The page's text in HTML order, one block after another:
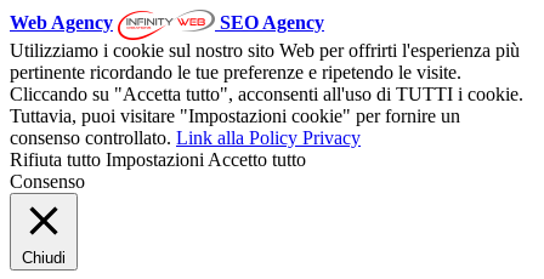
Web Agency
SEO Agency
Utilizziamo i cookie sul nostro sito Web per offrirti l'esperienza più
pertinente ricordando le tue preferenze e ripetendo le visite.
Cliccando su "Accetta tutto", acconsenti all'uso di TUTTI i cookie.
Tuttavia, puoi visitare "Impostazioni cookie" per fornire un
consenso controllato. Link alla Policy Privacy
Rifiuta tutto Impostazioni Accetto tutto
Consenso
Chiudi